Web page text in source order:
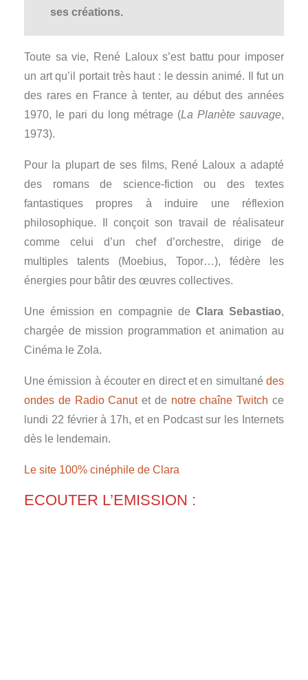
ses créations.
Toute sa vie, René Laloux s’est battu pour imposer
un art qu’il portait très haut : le dessin animé. Il fut un
des rares en France à tenter, au début des années
1970, le pari du long métrage (La Planète sauvage,
1973).
Pour la plupart de ses films, René Laloux a adapté
des romans de science-fiction ou des textes
fantastiques propres à induire une réflexion
philosophique. Il conçoit son travail de réalisateur
comme celui d’un chef d’orchestre, dirige de
multiples talents (Moebius, Topor…), fédère les
énergies pour bâtir des œuvres collectives.
Une émission en compagnie de Clara Sebastiao,
chargée de mission programmation et animation au
Cinéma le Zola.
Une émission à écouter en direct et en simultané des
ondes de Radio Canutet de notre chaîne Twitch ce
lundi 22 février à 17h, et en Podcast sur les Internets
dès le lendemain.
Le site 100% cinéphile de Clara
ECOUTER L’EMISSION :